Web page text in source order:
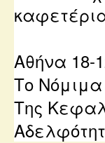
Αθήνα 18-
Το
Της